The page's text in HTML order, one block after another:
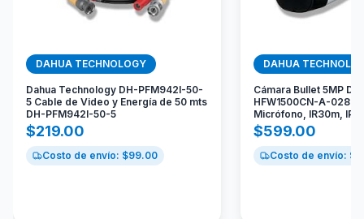
DAHUA TECHNOLOGY
Dahua Technology DH-PFM942I-50-
5 Cable de Video y Energía de 50 mts
DH-PFM942I-50-5
$219.00
Costo de envío: $99.00
DAHUA
Cámara Bullet 5MP
HFW1500CN-A-
Micrófono, IR30m,
$599.00
Costo de envío: $